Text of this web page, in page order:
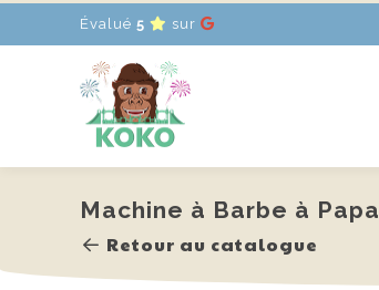
Évalué 5 sur
Machine à Barbe à Papa
Retour au catalogue
Accueil
Locations
Promotions
Actualités
EN